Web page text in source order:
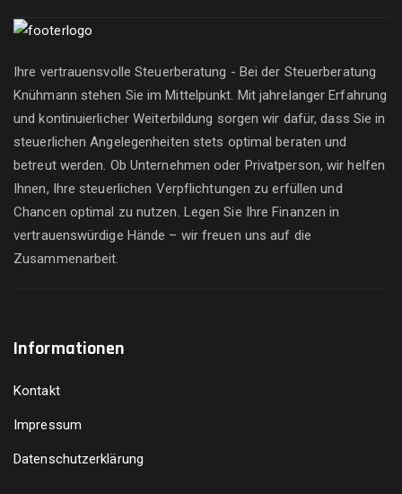
Ihre vertrauensvolle Steuerberatung - Bei der Steuerberatung
Knühmann stehen Sie im Mittelpunkt. Mit jahrelanger Erfahrung
und kontinuierlicher Weiterbildung sorgen wir dafür, dass Sie in
steuerlichen Angelegenheiten stets optimal beraten und
betreut werden. Ob Unternehmen oder Privatperson, wir helfen
Ihnen, Ihre steuerlichen Verpflichtungen zu erfüllen und
Chancen optimal zu nutzen. Legen Sie Ihre Finanzen in
vertrauenswürdige Hände – wir freuen uns auf die
Zusammenarbeit.
Informationen
Kontakt
Impressum
Datenschutzerklärung